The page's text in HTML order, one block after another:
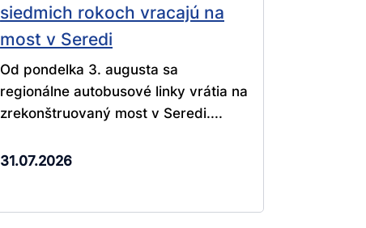
siedmich rokoch vracajú na
most v Seredi
Od pondelka 3. augusta sa
regionálne autobusové linky vrátia na
zrekonštruovaný most v Seredi....
31.07.2026